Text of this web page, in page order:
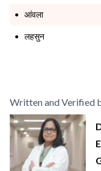
आंवला
लहसुन
Written and Verified